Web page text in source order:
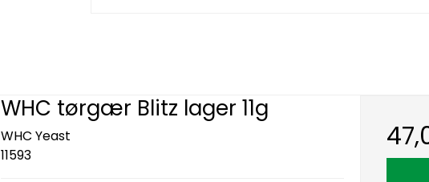
WHC tørgær Blitz lager 11g
WHC Yeast
11593